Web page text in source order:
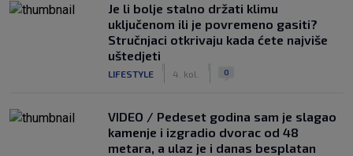
Je li bolje stalno držati klimu
uključenom ili je povremeno gasiti?
Stručnjaci otkrivaju kada ćete najviše
uštedjeti
LIFESTYLE 4. kol. 0
VIDEO / Pedeset godina sam je slagao
kamenje i izgradio dvorac od 48
metara, a ulaz je i danas besplatan